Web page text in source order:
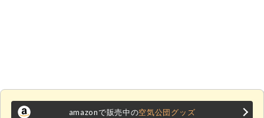
amazonで販売中の空気公団グッズ